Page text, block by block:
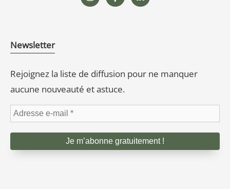
Newsletter
Rejoignez la liste de diffusion pour ne manquer
aucune nouveauté et astuce.